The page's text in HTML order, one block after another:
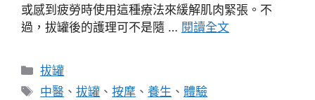
或感到疲勞時使用這種療法來緩解肌肉緊張。不
過，拔罐後的護理可不是隨 … 閱讀全文
分
類
拔罐
標
中醫 、拔罐 、按摩 、養生 、體驗